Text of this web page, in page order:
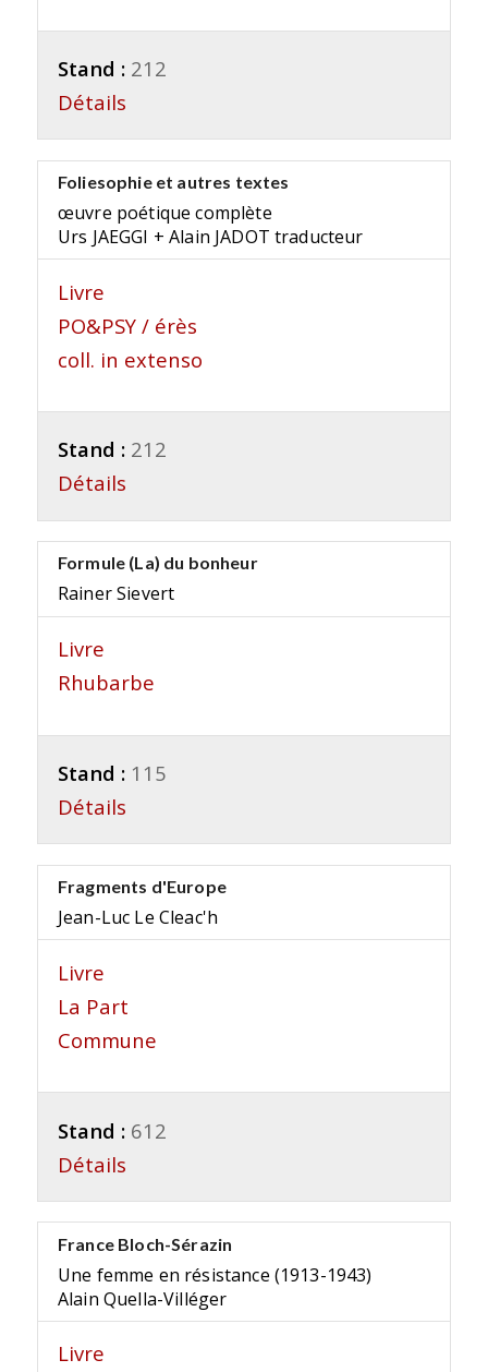
Stand : 212
Détails
Foliesophie et autres textes
œuvre poétique complète
Urs JAEGGI + Alain JADOT traducteur
Livre
PO&PSY / érès
coll. in extenso
Stand : 212
Détails
Formule (La) du bonheur
Rainer Sievert
Livre
Rhubarbe
Stand : 115
Détails
Fragments d'Europe
Jean-Luc Le Cleac'h
Livre
La Part
Commune
Stand : 612
Détails
France Bloch-Sérazin
Une femme en résistance (1913-1943)
Alain Quella-Villéger
Livre